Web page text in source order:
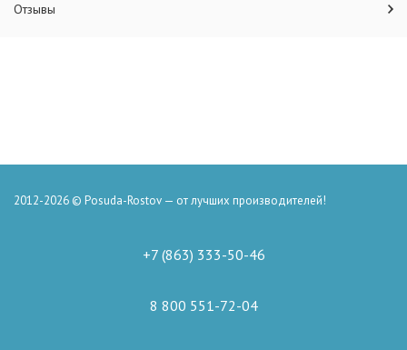
Отзывы
2012-2026 © Posuda-Rostov — от лучших производителей!
+7 (863) 333-50-46
8 800 551-72-04